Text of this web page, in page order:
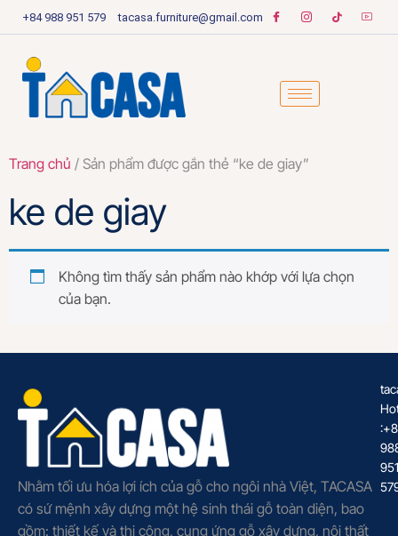
+84 988 951 579 tacasa.furniture@gmail.com
Trang chủ / Sản phẩm được gắn thẻ “ke de giay”
ke de giay
Không tìm thấy sản phẩm nào khớp với lựa chọn
của bạn.
Nhằm tối ưu hóa lợi ích của gỗ cho ngôi nhà Việt, TACASA
có sứ mệnh xây dựng một hệ sinh thái gỗ toàn diện, bao
gồm: thiết kế và thi công, cung ứng gỗ xây dựng, nội thất
951